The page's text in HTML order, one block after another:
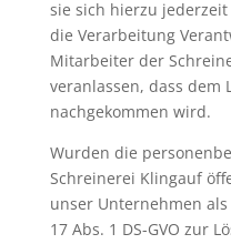
sie sich hierzu
die Verarbeitung
Mitarbeiter der
veranlassen, dass dem
nachgekommen wird.
Wurden die
Schreinerei Klingauf
unser Unternehmen
17 Abs. 1 DS-GVO zur